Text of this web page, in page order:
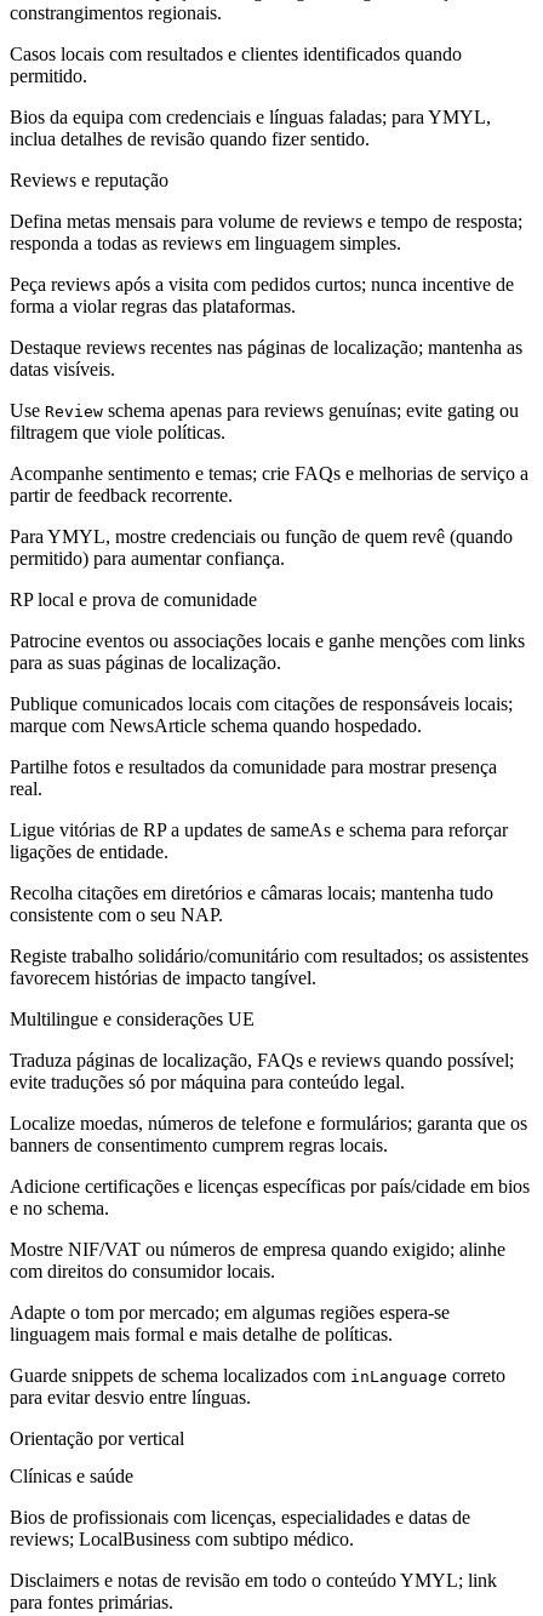
constrangimentos regionais.
Casos locais com resultados e clientes identificados quando
permitido.
Bios da equipa com credenciais e línguas faladas; para YMYL,
inclua detalhes de revisão quando fizer sentido.
Reviews e reputação
Defina metas mensais para volume de reviews e tempo de resposta;
responda a todas as reviews em linguagem simples.
Peça reviews após a visita com pedidos curtos; nunca incentive de
forma a violar regras das plataformas.
Destaque reviews recentes nas páginas de localização; mantenha as
datas visíveis.
Use Review schema apenas para reviews genuínas; evite gating ou
filtragem que viole políticas.
Acompanhe sentimento e temas; crie FAQs e melhorias de serviço a
partir de feedback recorrente.
Para YMYL, mostre credenciais ou função de quem revê (quando
permitido) para aumentar confiança.
RP local e prova de comunidade
Patrocine eventos ou associações locais e ganhe menções com links
para as suas páginas de localização.
Publique comunicados locais com citações de responsáveis locais;
marque com NewsArticle schema quando hospedado.
Partilhe fotos e resultados da comunidade para mostrar presença
real.
Ligue vitórias de RP a updates de sameAs e schema para reforçar
ligações de entidade.
Recolha citações em diretórios e câmaras locais; mantenha tudo
consistente com o seu NAP.
Registe trabalho solidário/comunitário com resultados; os assistentes
favorecem histórias de impacto tangível.
Multilingue e considerações UE
Traduza páginas de localização, FAQs e reviews quando possível;
evite traduções só por máquina para conteúdo legal.
Localize moedas, números de telefone e formulários; garanta que os
banners de consentimento cumprem regras locais.
Adicione certificações e licenças específicas por país/cidade em bios
e no schema.
Mostre NIF/VAT ou números de empresa quando exigido; alinhe
com direitos do consumidor locais.
Adapte o tom por mercado; em algumas regiões espera-se
linguagem mais formal e mais detalhe de políticas.
Guarde snippets de schema localizados com inLanguage correto
para evitar desvio entre línguas.
Orientação por vertical
Clínicas e saúde
Bios de profissionais com licenças, especialidades e datas de
reviews; LocalBusiness com subtipo médico.
Disclaimers e notas de revisão em todo o conteúdo YMYL; link
para fontes primárias.